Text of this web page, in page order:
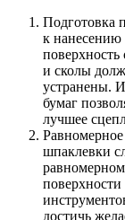
Подготовка
к нанесению
и сколы
устранены.
бумаг
лучшее
шпаклевки
достичь